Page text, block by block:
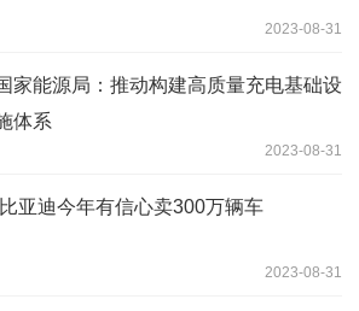
2023-08-31
家能源局：推动构建高质量充电基础设
体系
2023-08-31
亚迪今年有信心卖300万辆车
2023-08-31